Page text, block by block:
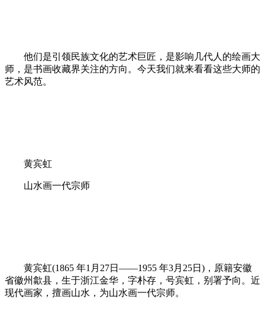
他们是引领民族文化的艺术巨匠，是影响几代人的绘画大
师，是书画收藏界关注的方向。今天我们就来看看这些大师的
艺术风范。
黄宾虹
山水画一代宗师
黄宾虹(1865 年1月27日——1955 年3月25日)，原籍安徽
省徽州歙县，生于浙江金华，字朴存，号宾虹，别署予向。近
现代画家，擅画山水，为山水画一代宗师。